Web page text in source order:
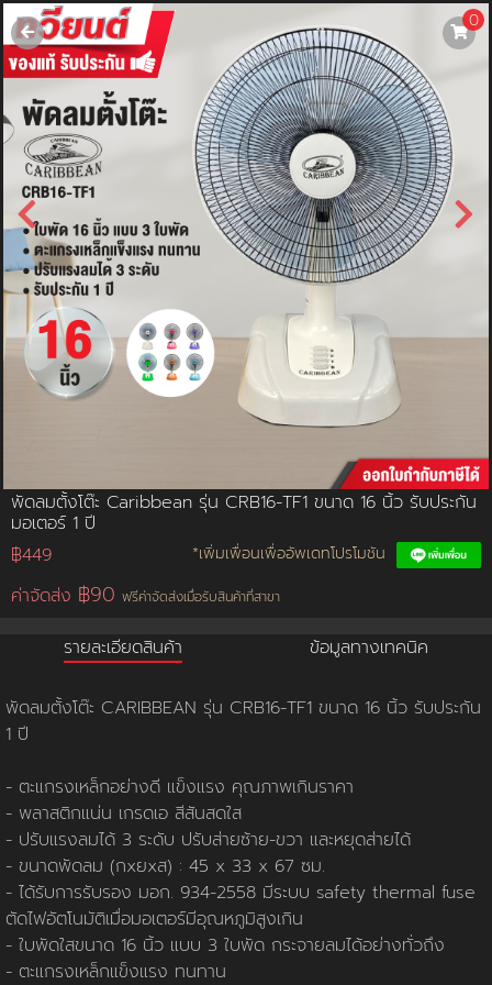
0
พัดลมตั้งโต๊ะ Caribbean รุ่น CRB16-TF1 ขนาด 16 นิ้ว รับประกัน
มอเตอร์ 1 ปี
฿449
*เพิ่มเพื่อนเพื่ออัพเดทโปรโมชัน
ค่าจัดส่ง ฿90 ฟรีค่าจัดส่งเมื่อรับสินค้าที่สาขา
รายละเอียดสินค้า ข้อมูลทางเทคนิค
username
password
สมัครสมาชิค ลืมรหัสผ่าน?
การซื้อของฉัน
🔥โปรโมชัน🔥
การชำระเงิน
ขั้นตอนการสั่งซื้อ
คณะกรรมการบริหาร
ทวียนต์ 53 สาขา
ผลงานของเรา
สมัครงาน